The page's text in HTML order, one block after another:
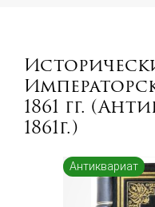
1861 гг.
1861г.)
Антиквариат